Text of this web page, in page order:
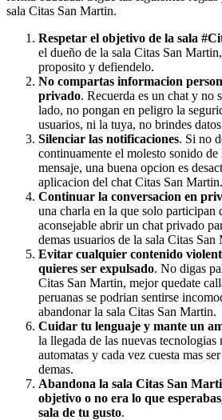
sala Citas San Martin.
Respetar el objetivo de la sala
el dueño de la sala Citas San
proposito y defiendelo.
No compartas informacion
privado. Recuerda es un chat y no
lado, no pongan en peligro la
usuarios, ni la tuya, no brindes
Silenciar las notificaciones. Si no
continuamente el molesto sonido
mensaje, una buena opcion es
aplicacion del chat Citas San Martin.
Continuar la conversacion en
una charla en la que solo participan
aconsejable abrir un chat privado
demas usuarios de la sala Citas San
Evitar cualquier contenido
quieres ser expulsado. No digas
Citas San Martin, mejor quedate
peruanas se podrian sentirse
abandonar la sala Citas San Martin.
Cuidar tu lenguaje y mante un
la llegada de las nuevas tecnologias
automatas y cada vez cuesta mas
demas.
Abandona la sala Citas San
objetivo o no era lo que
sala de tu gusto.